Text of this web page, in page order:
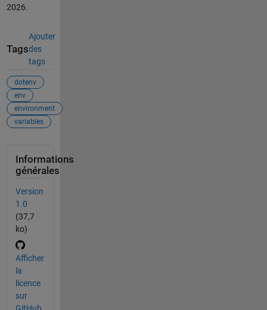
2026.
Tags
Ajouter
des
tags
dotenv
env
environment
variables
Informations
générales
Version
1.0
(37,7
ko)
Afficher
la
licence
sur
GitHub